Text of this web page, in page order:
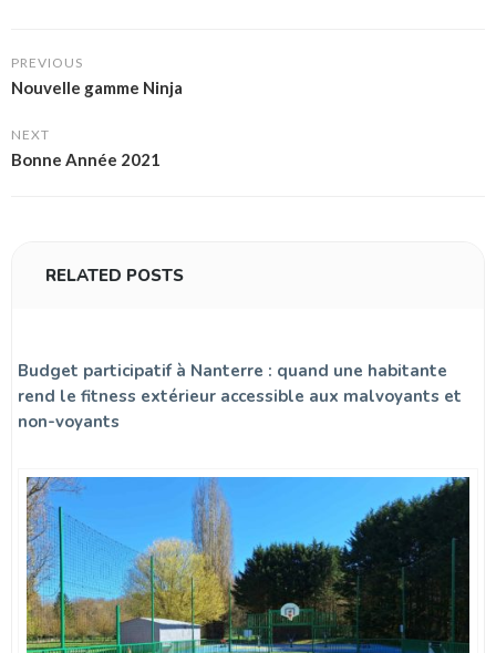
PREVIOUS
Nouvelle gamme Ninja
NEXT
Bonne Année 2021
RELATED POSTS
Budget participatif à Nanterre : quand une habitante
rend le fitness extérieur accessible aux malvoyants et
non-voyants